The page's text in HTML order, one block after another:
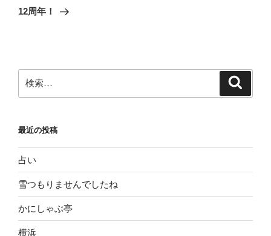
ゲ
ン
の
12周年！
索:
最近の投稿
占い
雪つもりませんでしたね
かにしゃぶ亭
横浜